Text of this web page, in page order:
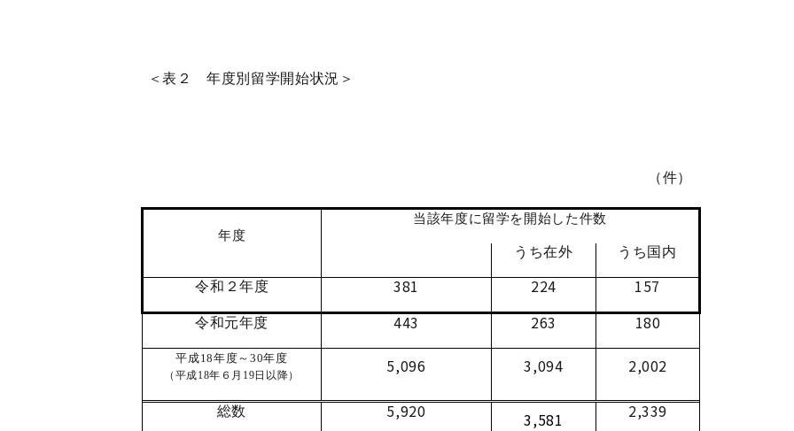
＜表２ 年度別留学開始状況＞
（件）
年度
当該年度に留学を開始した件数
うち在外 うち国内
令和２年度 381 224 157
令和元年度 443 263 180
平成18年度～30年度
（平成18年６月19日以降） 5,096 3,094 2,002
総数 5,920 3,581 2,339